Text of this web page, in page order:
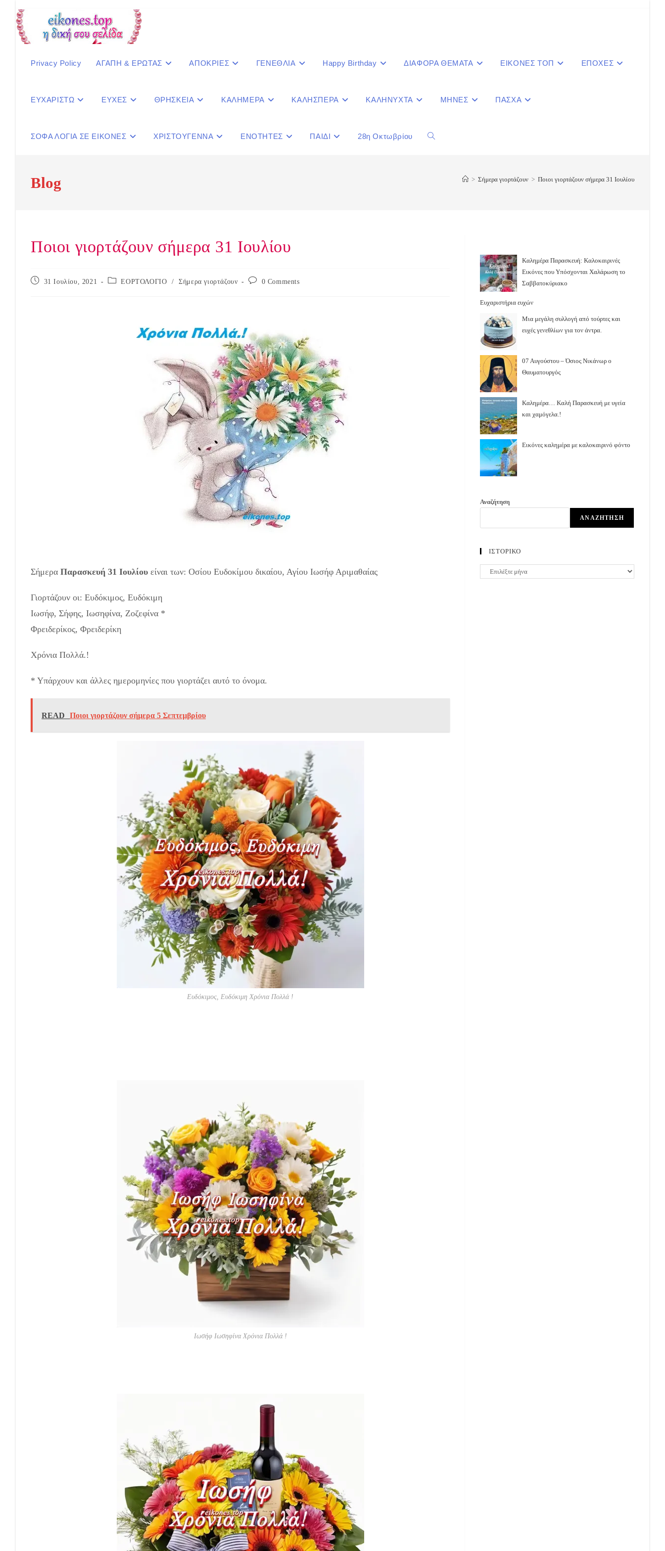
content
Privacy Policy ΑΓΑΠΗ & ΕΡΩΤΑΣ ΑΠΟΚΡΙΕΣ ΓΕΝΕΘΛΙΑ Happy Birthday ΔΙΑΦΟΡΑ ΘΕΜΑΤΑ ΕΙΚΟΝΕΣ ΤΟΠ ΕΠΟΧΕΣ
ΕΥΧΑΡΙΣΤΩ ΕΥΧΕΣ ΘΡΗΣΚΕΙΑ ΚΑΛΗΜΕΡΑ ΚΑΛΗΣΠΕΡΑ ΚΑΛΗΝΥΧΤΑ ΜΗΝΕΣ ΠΑΣΧΑ
ΣΟΦΑ ΛΟΓΙΑ ΣΕ ΕΙΚΟΝΕΣ ΧΡΙΣΤΟΥΓΕΝΝΑ ΕΝΟΤΗΤΕΣ ΠΑΙΔΙ 28η Οκτωβρίου Toggle
Blog > Σήμερα γιορτάζουν > Ποιοι γιορτάζουν σήμερα 31 Ιουλίου
Ποιοι γιορτάζουν σήμερα 31 Ιουλίου
Post
31 Ιουλίου, 2021
Post ΕΟΡΤΟΛΟΓΙΟ / Σήμερα γιορτάζουν
Post
0 Comments
Σήμερα Παρασκευή 31 Ιουλίου είναι των: Οσίου Ευδοκίμου δικαίου, Αγίου Ιωσήφ Αριμαθαίας
Γιορτάζουν οι: Ευδόκιμος, Ευδόκιμη
Ιωσήφ, Σήφης, Ιωσηφίνα, Ζοζεφίνα *
Φρειδερίκος, Φρειδερίκη
Χρόνια Πολλά.!
* Υπάρχουν και άλλες ημερομηνίες που γιορτάζει αυτό το όνομα.
READ Ποιοι γιορτάζουν σήμερα 5 Σεπτεμβρίου
Ευδόκιμος, Ευδόκιμη Χρόνια Πολλά !
Ιωσήφ Ιωσηφίνα Χρόνια Πολλά !
Καλημέρα Παρασκευή: Καλοκαιρινές
Εικόνες που Υπόσχονται Χαλάρωση το
Σαββατοκύριακο
Ευχαριστήρια ευχών
Μια μεγάλη συλλογή από τούρτες και
ευχές γενεθλίων για τον άντρα.
07 Αυγούστου – Όσιος Νικάνωρ ο
Θαυματουργός
Καλημέρα… Καλή Παρασκευή με υγεία
και χαμόγελα.!
Εικόνες καλημέρα με καλοκαιρινό φόντο
Αναζήτηση
ΑΝΑΖΉΤΗΣΗ
ΙΣΤΟΡΙΚΟ
ΙΣΤΟΡΙΚΟ